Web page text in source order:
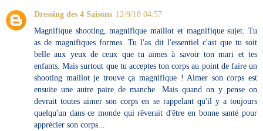
Dressing des 4 Saisons 12/9/18 04:57
Magnifique shooting, magnifique maillot et magnifique sujet. Tu
as de magnifiques formes. Tu l'as dit l'essentiel c'ast que tu soit
belle aux yeux de ceux que tu aimes à savoir ton mari et tes
enfants. Mais surtout que tu acceptes ton corps au point de faire un
shooting maillot je trouve ça magnifique ! Aimer son corps est
ensuite une autre paire de manche. Mais quand on y pense on
devrait toutes aimer son corps en se rappelant qu'il y a toujours
quelqu'un dans ce monde qui rêverait d'être en bonne santé pour
apprécier son corps...